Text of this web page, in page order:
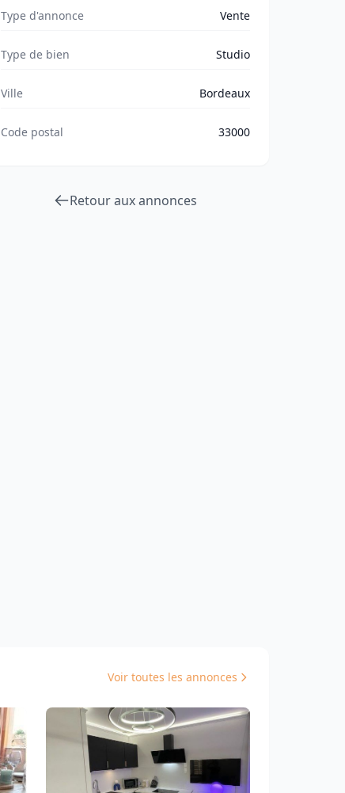
Type d'annonce Vente
Type de bien Studio
Ville Bordeaux
Code postal 33000
Retour aux annonces
Voir toutes les annonces